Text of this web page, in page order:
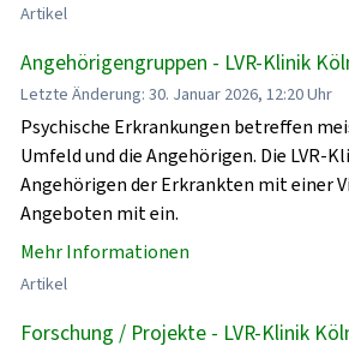
Artikel
Angehörigengruppen - LVR-Klinik
Letzte Änderung: 30. Januar 2026, 12:20 Uhr
Psychische Erkrankungen betreffen
Umfeld und die Angehörigen. Die LVR-
Angehörigen der Erkrankten mit einer
Angeboten mit ein.
Mehr Informationen
Artikel
Forschung / Projekte - LVR-Klinik